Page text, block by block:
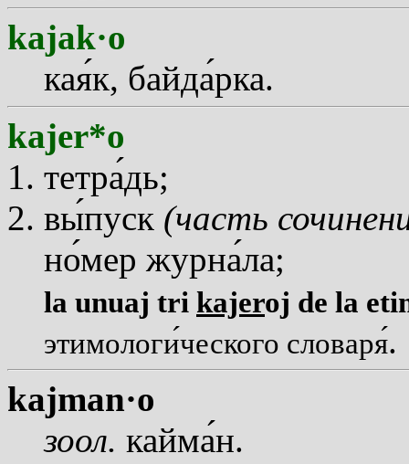
kajak·o
каяк, байдарка.
kajer*o
тетрадь;
выпуск (часть
номер журнала;
la unuaj tri kajeroj de la
этимологического словаря.
kajman·o
зоол. кайман.